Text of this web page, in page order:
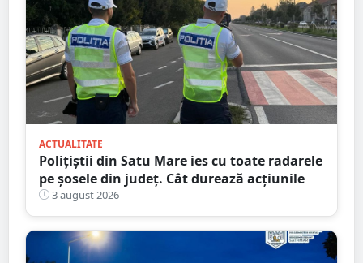
ACTUALITATE
Polițiștii din Satu Mare ies cu toate radarele
pe șosele din județ. Cât durează acțiunile
3 august 2026